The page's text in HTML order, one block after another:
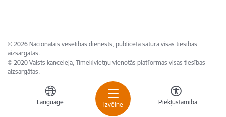
Izvēlne
Language Piekļūstamība
© 2026 Nacionālais veselības dienests, publicētā satura visas tiesības
aizsargātas.
© 2020 Valsts kanceleja, Tīmekļvietņu vienotās platformas visas tiesības
aizsargātas.